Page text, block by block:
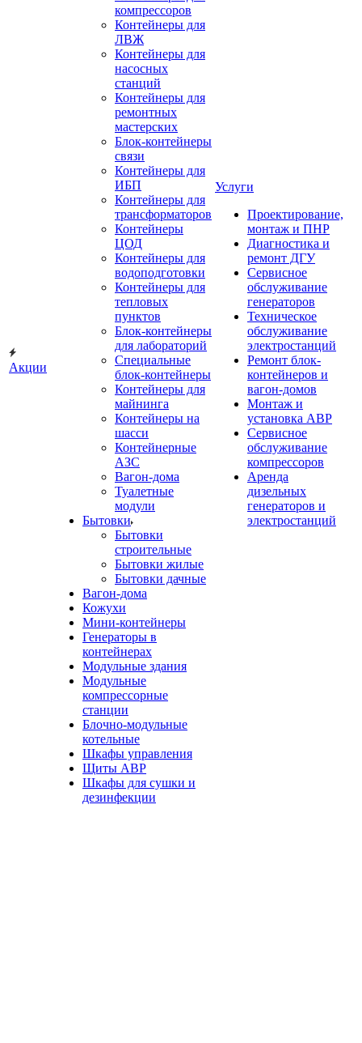
Акции
компрессоров
Контейнеры для
ЛВЖ
Контейнеры для
насосных
станций
Контейнеры для
ремонтных
мастерских
Блок-контейнеры
связи
Контейнеры для
ИБП
Контейнеры для
трансформаторов
Контейнеры
ЦОД
Контейнеры для
водоподготовки
Контейнеры для
тепловых
пунктов
Блок-контейнеры
для лабораторий
Специальные
блок-контейнеры
Контейнеры для
майнинга
Контейнеры на
шасси
Контейнерные
АЗС
Вагон-дома
Туалетные
модули
Бытовки
Бытовки
строительные
Бытовки жилые
Бытовки дачные
Вагон-дома
Кожухи
Мини-контейнеры
Генераторы в
контейнерах
Модульные здания
Модульные
компрессорные
станции
Блочно-модульные
котельные
Шкафы управления
Щиты АВР
Шкафы для сушки и
дезинфекции
Услуги
Проектирование,
монтаж и ПНР
Диагностика и
ремонт ДГУ
Сервисное
обслуживание
генераторов
Техническое
обслуживание
электростанций
Ремонт блок-
контейнеров и
вагон-домов
Монтаж и
установка АВР
Сервисное
обслуживание
компрессоров
Аренда
дизельных
генераторов и
электростанций